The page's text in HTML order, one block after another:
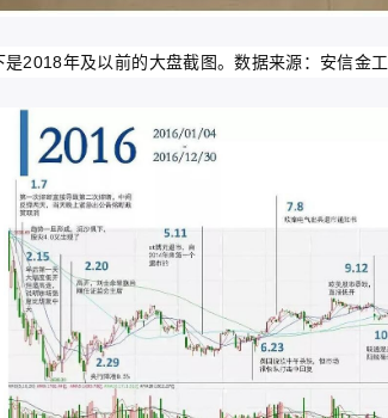
是2018年及以前的大盘截图。数据来源：安信金工